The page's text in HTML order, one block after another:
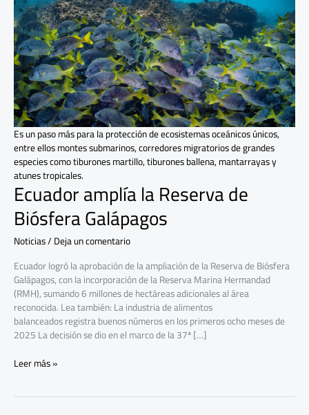
Ecuador amplía la Reserva de
Biósfera Galápagos
Noticias/Deja un comentario
Ecuador logró la aprobación de la ampliación de la Reserva de Biósfera
Galápagos, con la incorporación de la Reserva Marina Hermandad
(RMH), sumando 6 millones de hectáreas adicionales al área
reconocida. Lea también: La industria de alimentos
balanceados registra buenos números en los primeros ocho meses de
2025 La decisión se dio en el marco de la 37ª […]
Biósfera
Galápagos
Leer más »
Es un paso más para la protección de ecosistemas oceánicos únicos,
entre ellos montes submarinos, corredores migratorios de grandes
especies como tiburones martillo, tiburones ballena, mantarrayas y
atunes tropicales.